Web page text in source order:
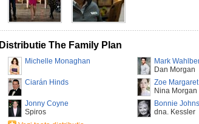
Distributie The Family Plan
Michelle Monaghan
Mark
Dan Morgan
Ciarán Hinds
Zoe
Nina Morgan
Jonny Coyne
Spiros
Bonnie
dna. Kessler